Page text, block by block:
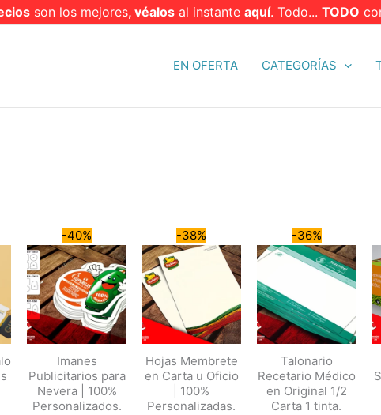
son los mejores, véalos al instante aquí. Todo... TODO
EN OFERTA CATEGORÍAS
-40%
Imanes
Publicitarios para
Nevera | 100%
Personalizados.
-38%
Hojas Membrete
en Carta u Oficio
| 100%
Personalizadas.
-36%
Talonario
Recetario Médico
en Original 1/2
Carta 1 tinta.